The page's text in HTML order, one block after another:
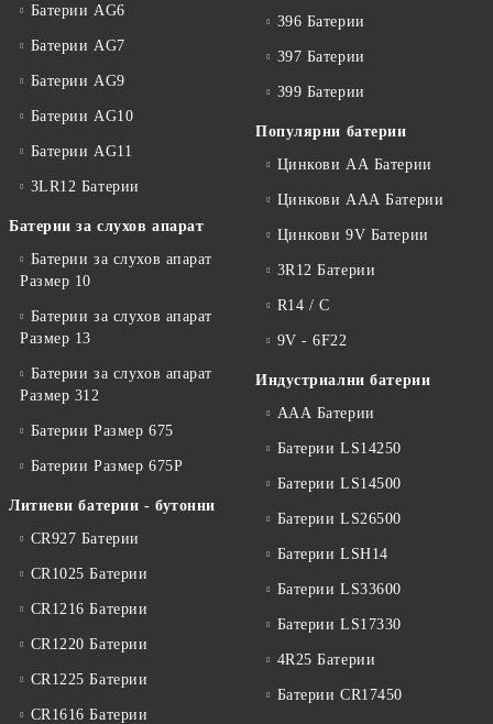
Батерии AG6
Батерии AG7
Батерии AG9
Батерии AG10
Батерии AG11
3LR12 Батерии
Батерии за слухов апарат
Батерии за слухов апарат
Размер 10
Батерии за слухов апарат
Размер 13
Батерии за слухов апарат
Размер 312
Батерии Размер 675
Батерии Размер 675P
Литиеви батерии - бутонни
CR927 Батерии
CR1025 Батерии
CR1216 Батерии
CR1220 Батерии
CR1225 Батерии
CR1616 Батерии
396 Батерии
397 Батерии
399 Батерии
Популярни батерии
Цинкови АА Батерии
Цинкови ААА Батерии
Цинкови 9V Батерии
3R12 Батерии
R14 / C
9V - 6F22
Индустриални батерии
ААА Батерии
Батерии LS14250
Батерии LS14500
Батерии LS26500
Батерии LSH14
Батерии LS33600
Батерии LS17330
4R25 Батерии
Батерии CR17450